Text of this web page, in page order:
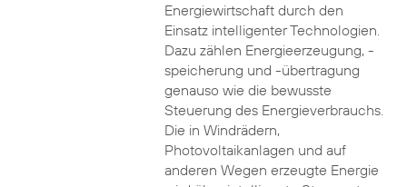
Energiewirtschaft durch den
Einsatz intelligenter Technologien.
Dazu zählen Energieerzeugung, -
speicherung und -übertragung
genauso wie die bewusste
Steuerung des Energieverbrauchs.
Die in Windrädern,
Photovoltaikanlagen und auf
anderen Wegen erzeugte Energie